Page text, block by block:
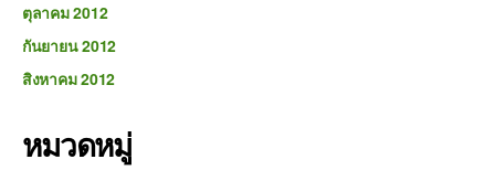
ตุลาคม 2012
กันยายน 2012
สิงหาคม 2012
หมวดหมู่